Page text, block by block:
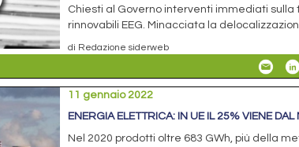
Chiesti al Governo interventi immediati sulla
rinnovabili EEG. Minacciata la
di Redazione siderweb
11 gennaio 2022
ENERGIA ELETTRICA: IN UE IL 25% VIENE DAL
Nel 2020 prodotti oltre 683 GWh, più della